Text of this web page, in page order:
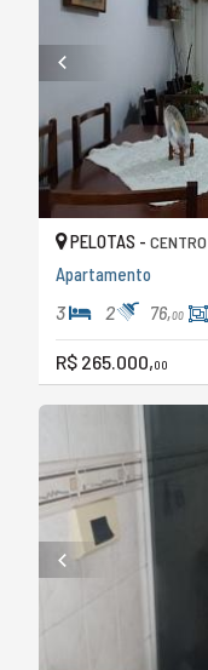
PELOTAS - CENTRO
Apartamento
3 2 76,00
R$ 265.000,00